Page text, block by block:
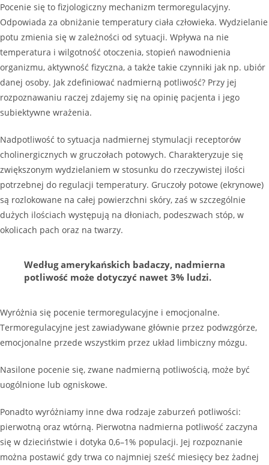
Pocenie się to fizjologiczny mechanizm termoregulacyjny.
Odpowiada za obniżanie temperatury ciała człowieka. Wydzielanie
potu zmienia się w zależności od sytuacji. Wpływa na nie
temperatura i wilgotność otoczenia, stopień nawodnienia
organizmu, aktywność fizyczna, a także takie czynniki jak np. ubiór
danej osoby. Jak zdefiniować nadmierną potliwość? Przy jej
rozpoznawaniu raczej zdajemy się na opinię pacjenta i jego
subiektywne wrażenia.
Nadpotliwość to sytuacja nadmiernej stymulacji receptorów
cholinergicznych w gruczołach potowych. Charakteryzuje się
zwiększonym wydzielaniem w stosunku do rzeczywistej ilości
potrzebnej do regulacji temperatury. Gruczoły potowe (ekrynowe)
są rozlokowane na całej powierzchni skóry, zaś w szczególnie
dużych ilościach występują na dłoniach, podeszwach stóp, w
okolicach pach oraz na twarzy.
Według amerykańskich badaczy, nadmierna
potliwość może dotyczyć nawet 3% ludzi.
Wyróżnia się pocenie termoregulacyjne i emocjonalne.
Termoregulacyjne jest zawiadywane głównie przez podwzgórze,
emocjonalne przede wszystkim przez układ limbiczny mózgu.
Nasilone pocenie się, zwane nadmierną potliwością, może być
uogólnione lub ogniskowe.
Ponadto wyróżniamy inne dwa rodzaje zaburzeń potliwości:
pierwotną oraz wtórną. Pierwotna nadmierna potliwość zaczyna
się w dzieciństwie i dotyka 0,6–1% populacji. Jej rozpoznanie
można postawić gdy trwa co najmniej sześć miesięcy bez żadnej